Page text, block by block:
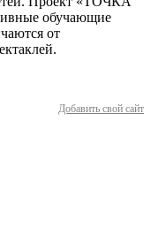
обучающие
от
Добавить свой сайт